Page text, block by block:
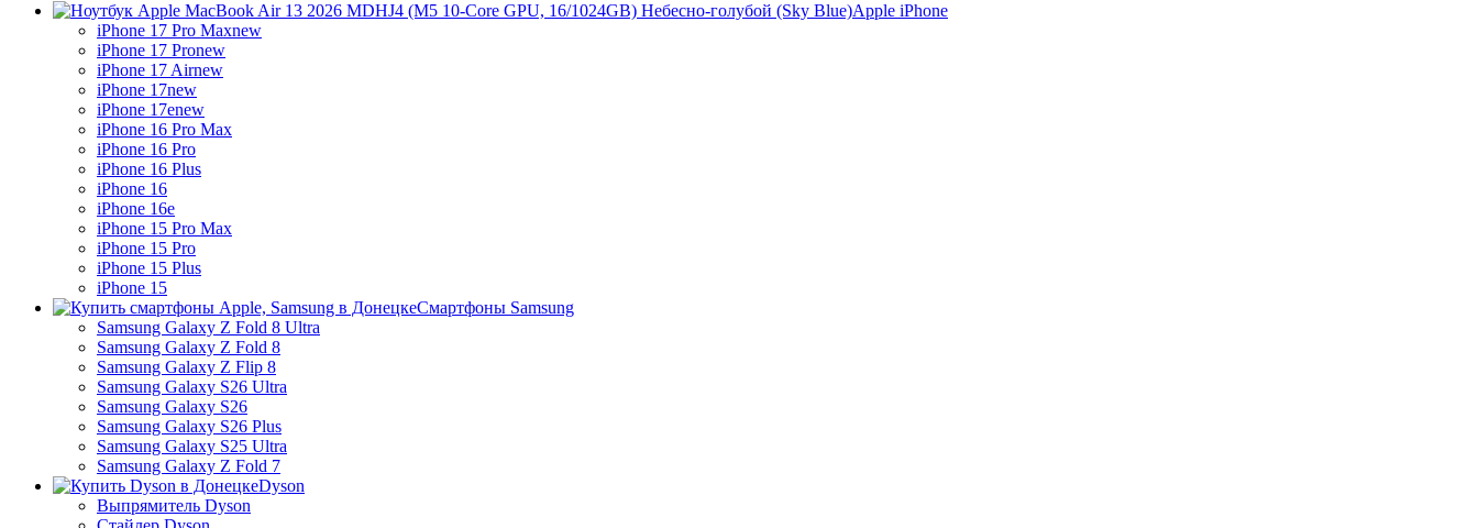
Apple iPhone
iPhone 17 Pro Maxnew
iPhone 17 Pronew
iPhone 17 Airnew
iPhone 17new
iPhone 17enew
iPhone 16 Pro Max
iPhone 16 Pro
iPhone 16 Plus
iPhone 16
iPhone 16e
iPhone 15 Pro Max
iPhone 15 Pro
iPhone 15 Plus
iPhone 15
Смартфоны Samsung
Samsung Galaxy Z Fold 8 Ultra
Samsung Galaxy Z Fold 8
Samsung Galaxy Z Flip 8
Samsung Galaxy S26 Ultra
Samsung Galaxy S26
Samsung Galaxy S26 Plus
Samsung Galaxy S25 Ultra
Samsung Galaxy Z Fold 7
Dyson
Выпрямитель Dyson